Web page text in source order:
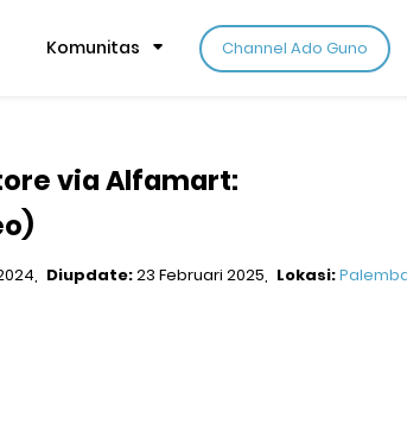
Komunitas Channel Ado Guno
via Alfamart:
Diupdate:23 Februari 2025 Lokasi: